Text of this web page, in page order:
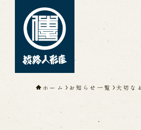
淡路人形
ホーム お知らせ一覧 大切な